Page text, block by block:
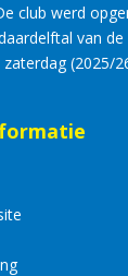
club werd
van
(2025/